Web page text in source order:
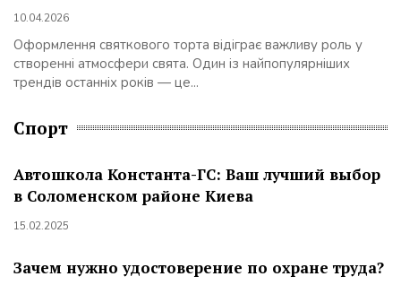
10.04.2026
Оформлення святкового торта відіграє важливу роль у
створенні атмосфери свята. Один із найпопулярніших
трендів останніх років — це...
Спорт
Автошкола Константа-ГС: Ваш лучший выбор
в Соломенском районе Киева
15.02.2025
Зачем нужно удостоверение по охране труда?